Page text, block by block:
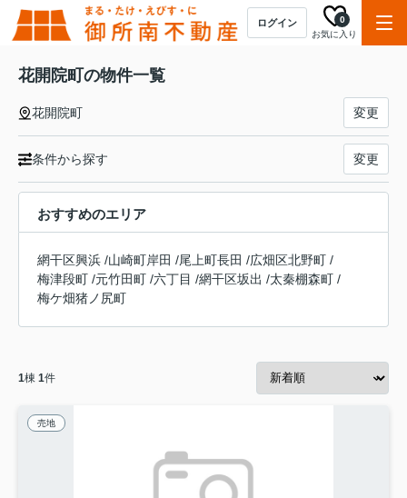
ログイン
お気に入り
0
花開院町の物件一覧
花開院町 変更
条件から探す 変更
おすすめのエリア
網干区興浜 /山崎町岸田 /尾上町長田 /広畑区北野町 /
梅津段町 /元竹田町 /六丁目 /網干区坂出 /太秦棚森町 /
梅ケ畑猪ノ尻町
1棟 1件
売地